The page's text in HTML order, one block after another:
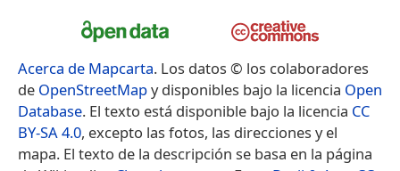
Acerca de Mapcarta. Los datos © los colaboradores
de OpenStreetMapy disponibles bajo la licencia Open
Database. El texto está disponible bajo la licencia CC
BY-SA 4.0, excepto las fotos, las direcciones y el
mapa. El texto de la descripción se basa en la página